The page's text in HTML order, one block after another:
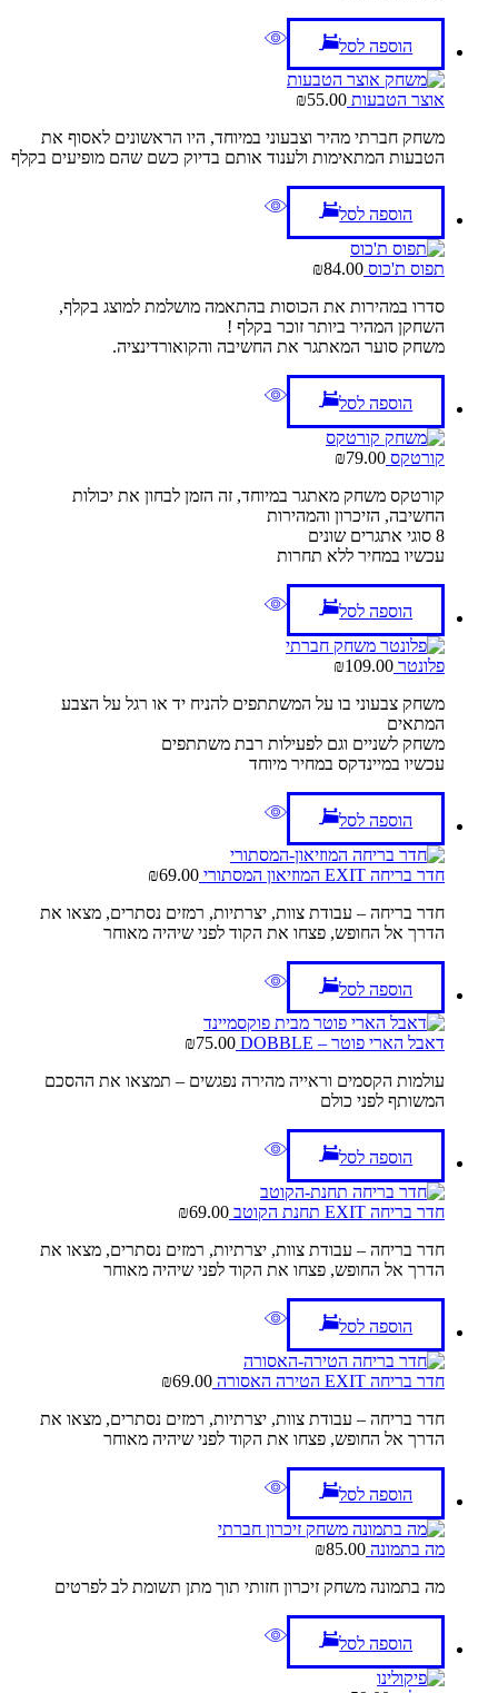
הוספה לסל
אוצר הטבעות ₪55.00
משחק חברתי מהיר וצבעוני במיוחד, היו הראשונים לאסוף את
הטבעות המתאימות ולענוד אותם בדיוק כשם שהם מופיעים בקלף
הוספה לסל
תפוס ת'כוס ₪84.00
סדרו במהירות את הכוסות בהתאמה מושלמת למוצג בקלף,
השחקן המהיר ביותר זוכר בקלף !
משחק סוער המאתגר את החשיבה והקואורדינציה.
הוספה לסל
קורטקס ₪79.00
קורטקס משחק מאתגר במיוחד, זה הזמן לבחון את יכולות
החשיבה, הזיכרון והמהירות
8 סוגי אתגרים שונים
עכשיו במחיר ללא תחרות
הוספה לסל
פלונטר ₪109.00
משחק צבעוני בו על המשתתפים להניח יד או רגל על הצבע
המתאים
משחק לשניים וגם לפעילות רבת משתתפים
עכשיו במיינדקס במחיר מיוחד
הוספה לסל
חדר בריחה EXIT המוזיאון המסתורי ₪69.00
חדר בריחה – עבודת צוות, יצרתיות, רמזים נסתרים, מצאו את
הדרך אל החופש, פצחו את הקוד לפני שיהיה מאוחר
הוספה לסל
דאבל הארי פוטר – DOBBLE ₪75.00
עולמות הקסמים וראייה מהירה נפגשים – תמצאו את ההסכם
המשותף לפני כולם
הוספה לסל
חדר בריחה EXIT תחנת הקוטב ₪69.00
חדר בריחה – עבודת צוות, יצרתיות, רמזים נסתרים, מצאו את
הדרך אל החופש, פצחו את הקוד לפני שיהיה מאוחר
הוספה לסל
חדר בריחה EXIT הטירה האסורה ₪69.00
חדר בריחה – עבודת צוות, יצרתיות, רמזים נסתרים, מצאו את
הדרך אל החופש, פצחו את הקוד לפני שיהיה מאוחר
הוספה לסל
מה בתמונה ₪85.00
מה בתמונה משחק זיכרון חזותי תוך מתן תשומת לב לפרטים
הוספה לסל